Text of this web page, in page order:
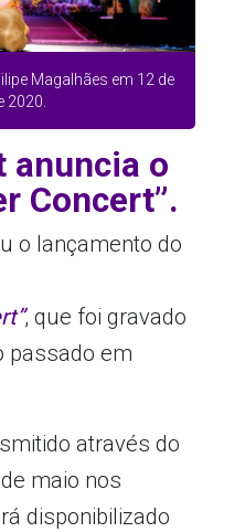
Magalhães em 12 de
2020.
anuncia o
Concert”.
o lançamento do
, que foi gravado
passado em
através do
maio nos
disponibilizado